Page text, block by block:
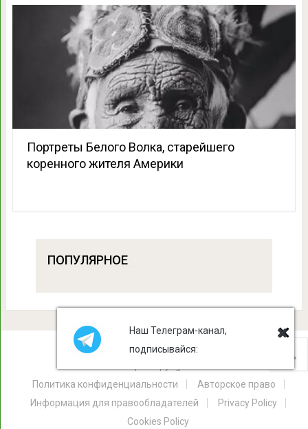
Портреты Белого Волка, старейшего
коренного жителя Америки
ПОПУЛЯРНОЕ
Политика конфиденциальности
Авторское право
Информация для правообладателей
Privacy Policy
Cookies Policy
Наш Телеграм-канал,
подписывайся: